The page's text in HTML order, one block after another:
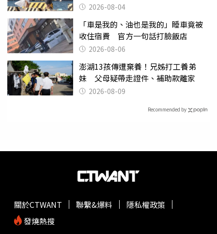
2026-08-04
「車是我的、油也是我的」睡車竟被
收住宿費 官方一句話打臉飯店
2026-08-06
澎湖13孩傳遭棄養！兄姊打工養弟
妹 父母疑帶走證件、補助款離家
2026-08-09
Recommended by
關於CTWANT 聯繫&爆料
隱私權政策
發燒熱搜